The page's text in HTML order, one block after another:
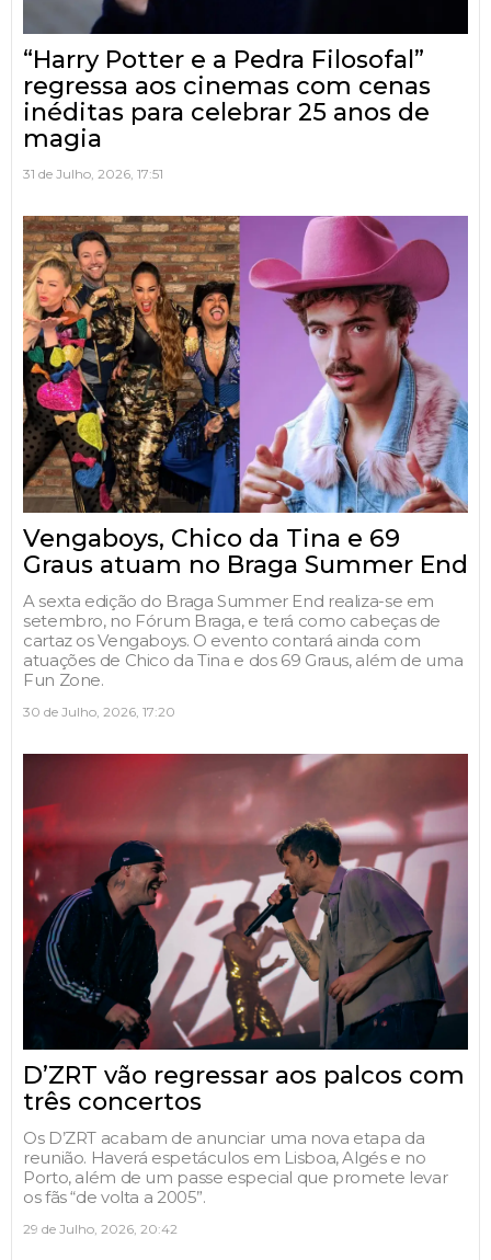
“Harry Potter e a Pedra Filosofal”
regressa aos cinemas com cenas
inéditas para celebrar 25 anos de
magia
31 de Julho, 2026, 17:51
Vengaboys, Chico da Tina e 69
Graus atuam no Braga Summer End
A sexta edição do Braga Summer End realiza-se em
setembro, no Fórum Braga, e terá como cabeças de
cartaz os Vengaboys. O evento contará ainda com
atuações de Chico da Tina e dos 69 Graus, além de uma
Fun Zone.
30 de Julho, 2026, 17:20
D’ZRT vão regressar aos palcos com
três concertos
Os D’ZRT acabam de anunciar uma nova etapa da
reunião. Haverá espetáculos em Lisboa, Algés e no
Porto, além de um passe especial que promete levar
os fãs “de volta a 2005”.
29 de Julho, 2026, 20:42